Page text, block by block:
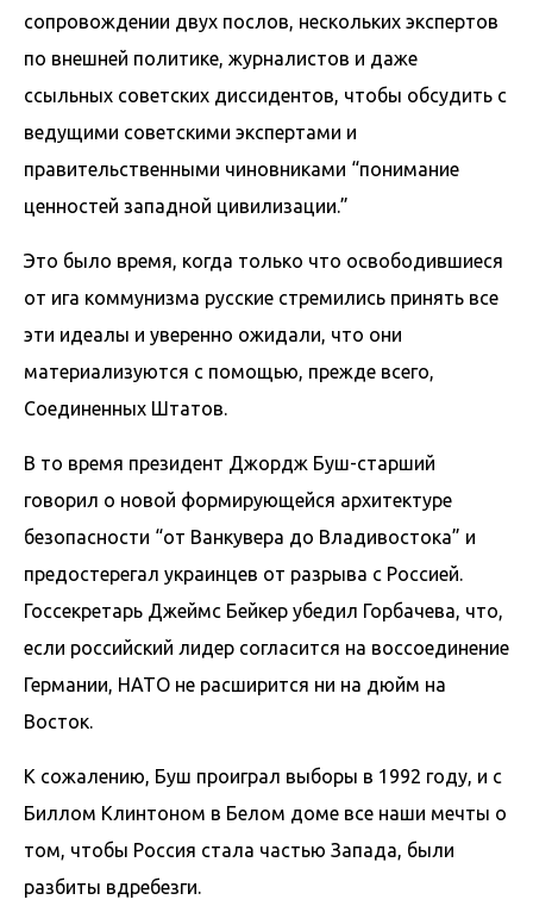
сопровождении двух послов, нескольких экспертов
по внешней политике, журналистов и даже
ссыльных советских диссидентов, чтобы обсудить с
ведущими советскими экспертами и
правительственными чиновниками “понимание
ценностей западной цивилизации.”
Это было время, когда только что освободившиеся
от ига коммунизма русские стремились принять все
эти идеалы и уверенно ожидали, что они
материализуются с помощью, прежде всего,
Соединенных Штатов.
В то время президент Джордж Буш-старший
говорил о новой формирующейся архитектуре
безопасности “от Ванкувера до Владивостока” и
предостерегал украинцев от разрыва с Россией.
Госсекретарь Джеймс Бейкер убедил Горбачева, что,
если российский лидер согласится на воссоединение
Германии, НАТО не расширится ни на дюйм на
Восток.
К сожалению, Буш проиграл выборы в 1992 году, и с
Биллом Клинтоном в Белом доме все наши мечты о
том, чтобы Россия стала частью Запада, были
разбиты вдребезги.